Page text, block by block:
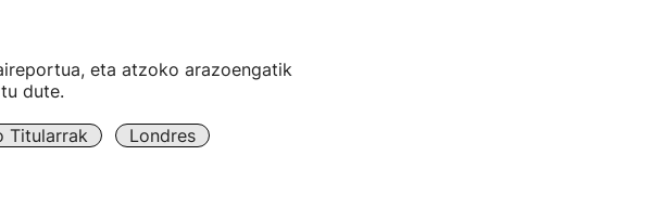
eta atzoko arazoengatik
dute.
Titularrak Londres